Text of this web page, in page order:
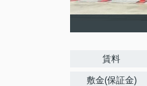
賃料
敷金(保証金)